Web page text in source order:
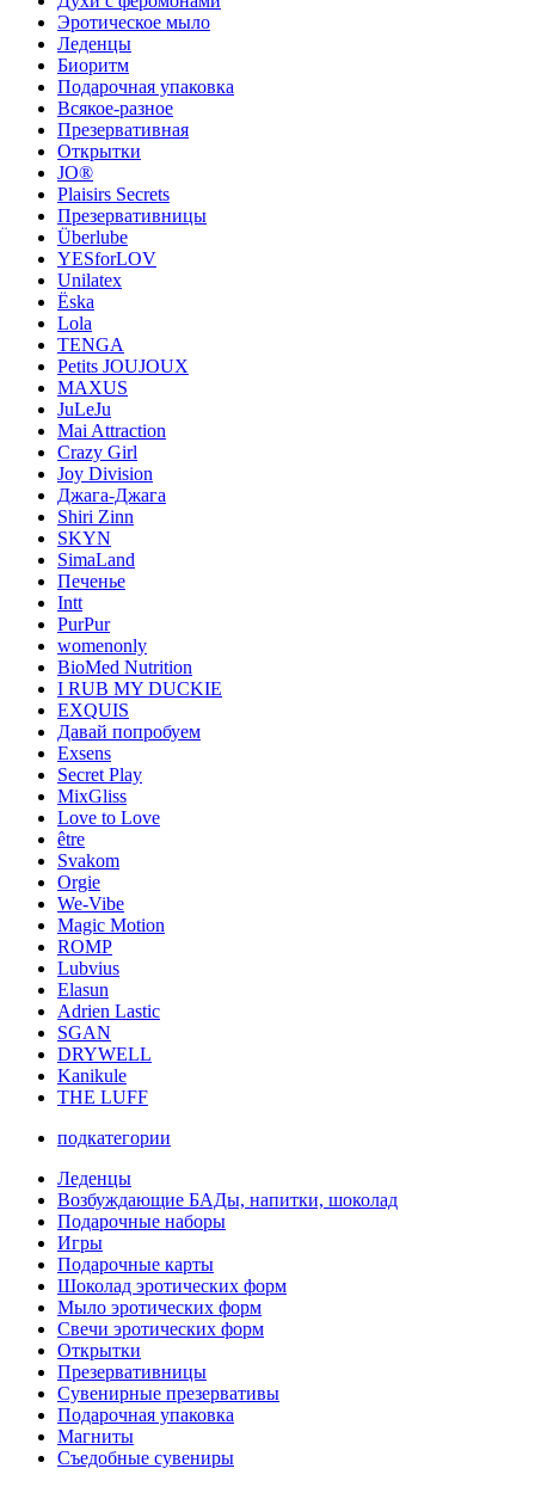
Эротическое мыло
Леденцы
Биоритм
Подарочная упаковка
Всякое-разное
Презервативная
Открытки
JO®
Plaisirs Secrets
Презервативницы
Überlube
YESforLOV
Unilatex
Ёska
Lola
TENGA
Petits JOUJOUX
MAXUS
JuLeJu
Mai Attraction
Crazy Girl
Joy Division
Джага-Джага
Shiri Zinn
SKYN
SimaLand
Печенье
Intt
PurPur
womenonly
BioMed Nutrition
I RUB MY DUCKIE
EXQUIS
Давай попробуем
Exsens
Secret Play
MixGliss
Love to Love
être
Svakom
Orgie
We-Vibe
Magic Motion
ROMP
Lubvius
Elasun
Adrien Lastic
SGAN
DRYWELL
Kanikule
THE LUFF
подкатегории
Леденцы
Возбуждающие БАДы, напитки, шоколад
Подарочные наборы
Игры
Подарочные карты
Шоколад эротических форм
Мыло эротических форм
Свечи эротических форм
Открытки
Презервативницы
Сувенирные презервативы
Подарочная упаковка
Магниты
Съедобные сувениры